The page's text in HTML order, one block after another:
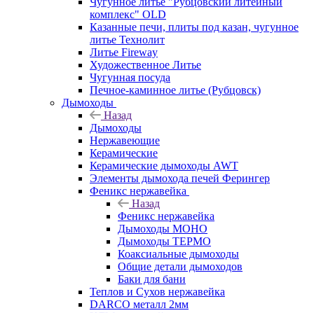
комплекс" OLD
Казанные печи, плиты под казан, чугунное
литье Технолит
Литье Fireway
Художественное Литье
Чугунная посуда
Печное-каминное литье (Рубцовск)
Дымоходы
Назад
Дымоходы
Нержавеющие
Керамические
Керамические дымоходы AWT
Элементы дымохода печей Ферингер
Феникс нержавейка
Назад
Феникс нержавейка
Дымоходы МОНО
Дымоходы ТЕРМО
Коаксиальные дымоходы
Общие детали дымоходов
Баки для бани
Теплов и Сухов нержавейка
DARCO металл 2мм